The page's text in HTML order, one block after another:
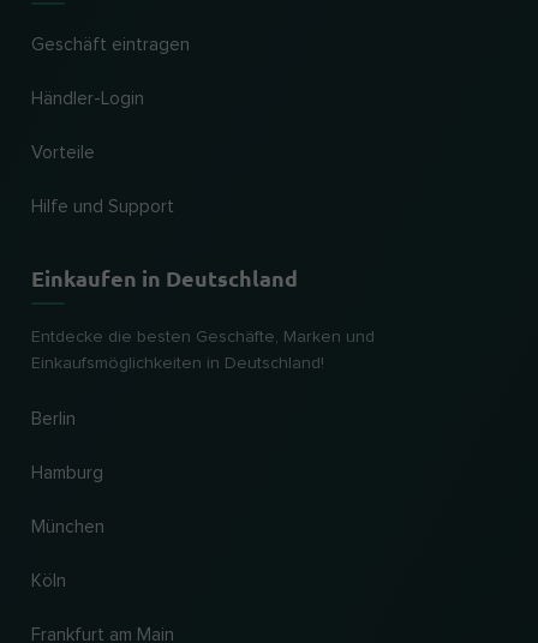
Geschäft eintragen
Händler-Login
Vorteile
Hilfe und Support
Einkaufen in Deutschland
Entdecke die besten Geschäfte, Marken und
Einkaufsmöglichkeiten in Deutschland!
Berlin
Hamburg
München
Köln
Frankfurt am Main